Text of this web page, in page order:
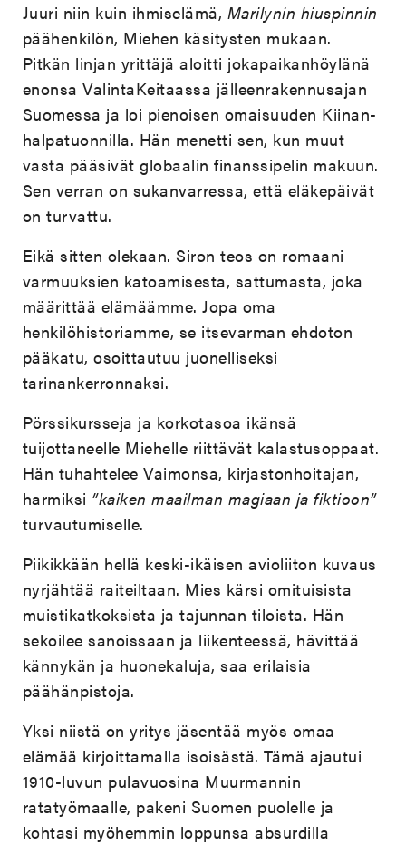
Juuri niin kuin ihmiselämä, Marilynin hiuspinnin
päähenkilön, Miehen käsitysten mukaan.
Pitkän linjan yrittäjä aloitti jokapaikanhöylänä
enonsa ValintaKeitaassa jälleenrakennusajan
Suomessa ja loi pienoisen omaisuuden Kiinan-
halpatuonnilla. Hän menetti sen, kun muut
vasta pääsivät globaalin finanssipelin makuun.
Sen verran on sukanvarressa, että eläkepäivät
on turvattu.
Eikä sitten olekaan. Siron teos on romaani
varmuuksien katoamisesta, sattumasta, joka
määrittää elämäämme. Jopa oma
henkilöhistoriamme, se itsevarman ehdoton
pääkatu, osoittautuu juonelliseksi
tarinankerronnaksi.
Pörssikursseja ja korkotasoa ikänsä
tuijottaneelle Miehelle riittävät kalastusoppaat.
Hän tuhahtelee Vaimonsa, kirjastonhoitajan,
harmiksi ”kaiken maailman magiaan ja fiktioon”
turvautumiselle.
Piikikkään hellä keski-ikäisen avioliiton kuvaus
nyrjähtää raiteiltaan. Mies kärsi omituisista
muistikatkoksista ja tajunnan tiloista. Hän
sekoilee sanoissaan ja liikenteessä, hävittää
kännykän ja huonekaluja, saa erilaisia
päähänpistoja.
Yksi niistä on yritys jäsentää myös omaa
elämää kirjoittamalla isoisästä. Tämä ajautui
1910-luvun pulavuosina Muurmannin
ratatyömaalle, pakeni Suomen puolelle ja
kohtasi myöhemmin loppunsa absurdilla